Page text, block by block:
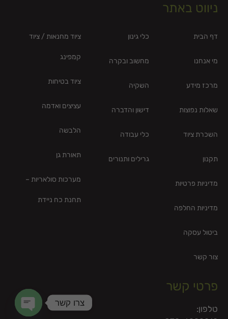
ניווט באתר
דף הבית
מי אנחנו
מרכז מידע
שאלות נפוצות
השכרת ציוד
תקנון
מדיניות פרטיות
מדיניות החלפה
ביטול עסקה
צור קשר
כלי גינון
מחשוב ובקרה
השקיה
דישון והדברה
כלי עבודה
גרילים ותנורים
ציוד מחנאות / ציוד
קמפינג
ציוד בטיחות
עציצים ואדמה
הלבשה
תאורת גן
מערכות סולאריות –
תחנת כח ניידת
פרטי קשר
טלפון:
צרו קשר